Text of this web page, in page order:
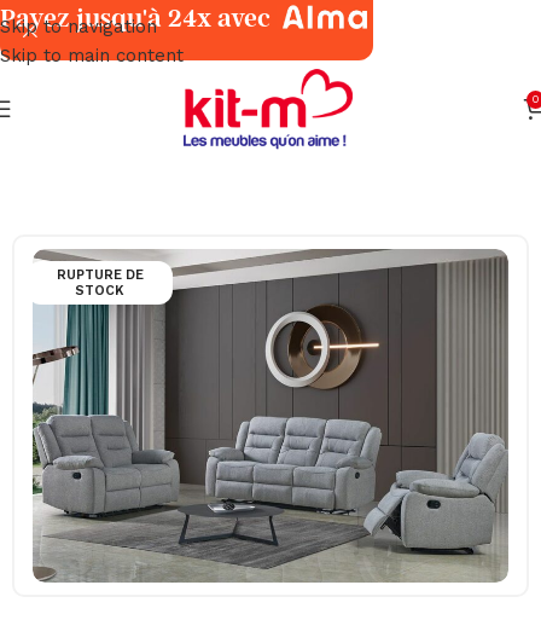
Skip to navigation
Skip to main content
0
Salons & Fauteuils Relaxation
RUPTURE DE
STOCK
Payez jusqu'à 24x avec